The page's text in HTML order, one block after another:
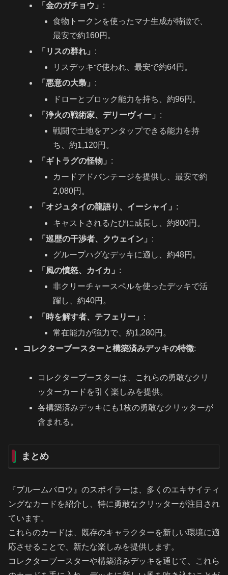
「金のガチョウ」 :
食物トークンを使ったマナ生成が特徴で、
最安で約160円。
「リスの群れ」 :
リスデッキで使われ、最安で約64円。
「悪意の大梟」 :
ドローとブロック能力を持ち、約96円。
「浄火の戦術家、デリーヴィー」 :
戦闘で土地をアンタップできる能力を持
ち、約1,120円。
「ギトラグの怪物」 :
カードアドバンテージを提供し、最安で約
2,080円。
「オジュタイの龍語り、イーシャイ」 :
キャストされるたびに成長し、約800円。
「巡歴の干渉者、クウェイン」 :
グループハグなデッキに適し、約48円。
「風の憤怒、カイカ」 :
非クリーチャースペルを使ったデッキで活
躍し、約40円。
「時を解す者、テフェリー」 :
常在能力が強力で、約1,280円。
コレクターブースターと構築済みデッキの特徴:
コレクターブースターは、これらの勇敢なクリ
ッターカードを引く楽しみを提供。
各構築済みデッキにも1枚の勇敢なクリッターが
含まれる。
まとめ
『ブルームバロウ』のスポイラーは、多くのエキサイティ
ングなカードを紹介し、特に勇敢なクリッターが注目され
ています。
これらのカードは、既存のキャラクターを新しい環境に適
応させることで、新たな楽しみを提供します。
コレクターブースターや構築済みデッキを通じて、これら